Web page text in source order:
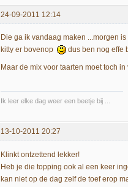
24-09-2011 12:14
Die ga ik vandaag maken ...morgen
kitty er bovenop
dus ben nog effe
Maar de mix voor taarten moet toch
Ik leer elke dag weer een beetje bij ...
13-10-2011 20:27
Klinkt ontzettend lekker!
Heb je die topping ook al een keer
kan niet op de dag zelf de toef erop